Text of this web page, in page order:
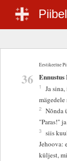
Eestikeelne
36 1
Ja
2 Nõnda
"Paras!"
3 siis
Jehoova:
küljest,